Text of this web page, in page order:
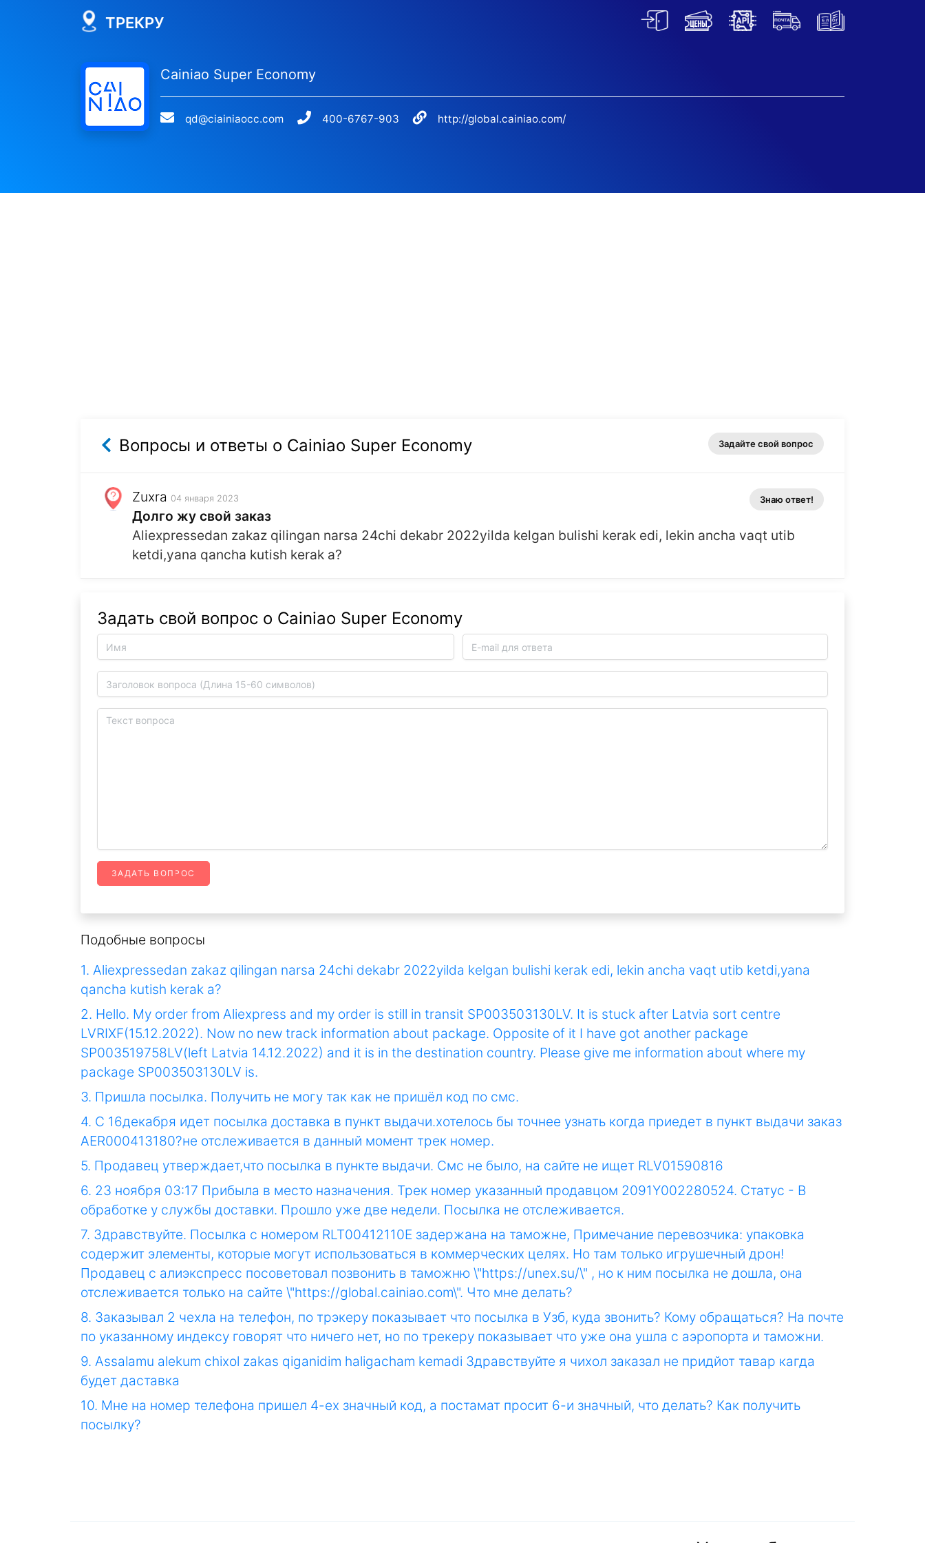
ТРЕКРУ
Cainiao Super Economy
qd@ciainiaocc.com 400-6767-903 http://global.cainiao.com/
Вопросы и ответы о Cainiao Super Economy Задайте свой вопрос
Zuxra 04 января 2023
Долго жу свой заказ
Aliexpressedan zakaz qilingan narsa 24chi dekabr 2022yilda kelgan bulishi kerak edi, lekin ancha vaqt utib
ketdi,yana qancha kutish kerak a?
Знаю ответ!
Задать свой вопрос о Cainiao Super Economy
ЗАДАТЬ ВОПРОС
Подобные вопросы
1. Aliexpressedan zakaz qilingan narsa 24chi dekabr 2022yilda kelgan bulishi kerak edi, lekin ancha vaqt utib ketdi,yana
qancha kutish kerak a?
2. Hello. My order from Aliexpress and my order is still in transit SP003503130LV. It is stuck after Latvia sort centre
LVRIXF(15.12.2022). Now no new track information about package. Opposite of it I have got another package
SP003519758LV(left Latvia 14.12.2022) and it is in the destination country. Please give me information about where my
package SP003503130LV is.
3. Пришла посылка. Получить не могу так как не пришёл код по смс.
4. С 16декабря идет посылка доставка в пункт выдачи.хотелось бы точнее узнать когда приедет в пункт выдачи заказ
AER000413180?не отслеживается в данный момент трек номер.
5. Продавец утверждает,что посылка в пункте выдачи. Смс не было, на сайте не ищет RLV01590816
6. 23 ноября 03:17 Прибыла в место назначения. Трек номер указанный продавцом 2091Y002280524. Статус - В
обработке у службы доставки. Прошло уже две недели. Посылка не отслеживается.
7. Здравствуйте. Посылка с номером RLT00412110E задержана на таможне, Примечание перевозчика: упаковка
содержит элементы, которые могут использоваться в коммерческих целях. Но там только игрушечный дрон!
Продавец с алиэкспресс посоветовал позвонить в таможню \"https://unex.su/\" , но к ним посылка не дошла, она
отслеживается только на сайте \"https://global.cainiao.com\". Что мне делать?
8. Заказывал 2 чехла на телефон, по трэкеру показывает что посылка в Узб, куда звонить? Кому обращаться? На почте
по указанному индексу говорят что ничего нет, но по трекеру показывает что уже она ушла с аэропорта и таможни.
9. Assalamu alekum chixol zakas qiganidim haligacham kemadi Здравствуйте я чихол заказал не придйот тавар кагда
будет даставка
10. Мне на номер телефона пришел 4-ех значный код, а постамат просит 6-и значный, что делать? Как получить
посылку?